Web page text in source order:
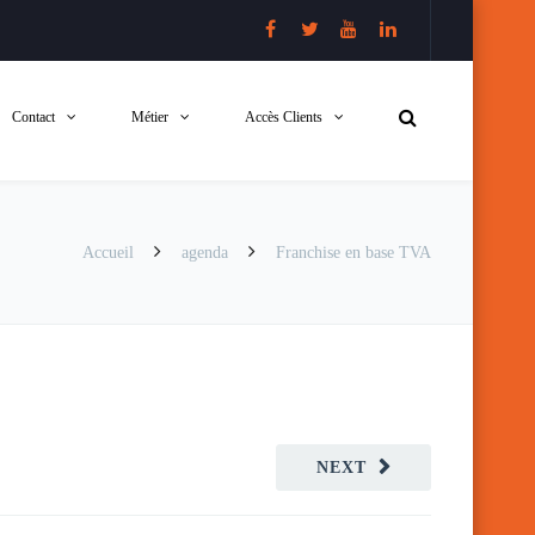
Contact Métier Accès Clients
Accueil agenda Franchise en base TVA
NEXT